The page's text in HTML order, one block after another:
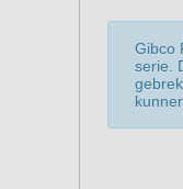
Gibco
serie.